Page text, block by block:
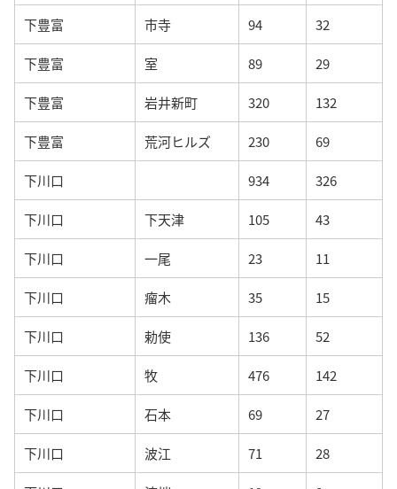
下豊富 市寺 94 32
下豊富 室 89 29
下豊富 岩井新町 320 132
下豊富 荒河ヒルズ 230 69
下川口 934 326
下川口 下天津 105 43
下川口 一尾 23 11
下川口 瘤木 35 15
下川口 勅使 136 52
下川口 牧 476 142
下川口 石本 69 27
下川口 波江 71 28